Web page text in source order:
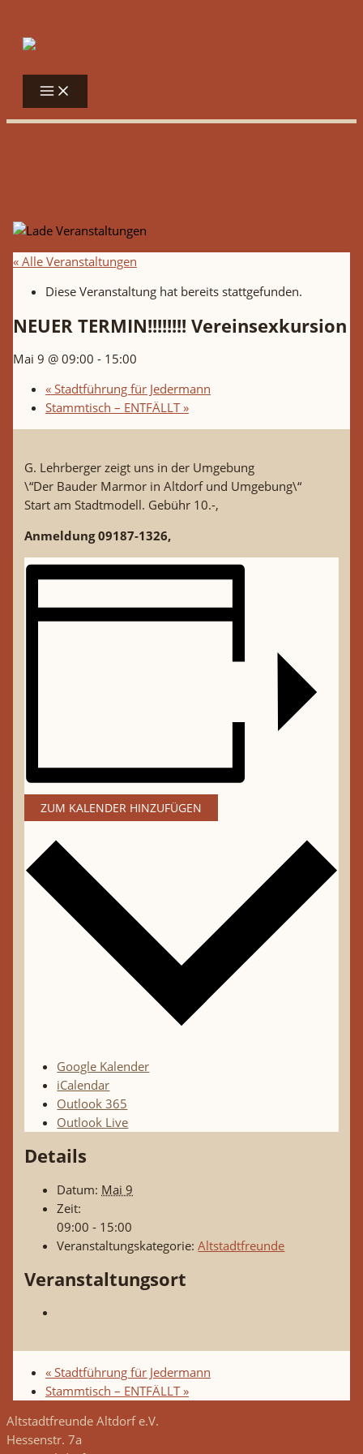
« Alle Veranstaltungen
Diese Veranstaltung hat bereits stattgefunden.
NEUER TERMIN!!!!!!!! Vereinsexkursion
Mai 9 @ 09:00 - 15:00
«Stadtführung für Jedermann
Stammtisch – ENTFÄLLT»
G. Lehrberger zeigt uns in der Umgebung
\“Der Bauder Marmor in Altdorf und Umgebung\“
Start am Stadtmodell. Gebühr 10.-,
Anmeldung 09187-1326,
ZUM KALENDER HINZUFÜGEN
Google Kalender
iCalendar
Outlook 365
Outlook Live
Details
Datum: Mai 9
Zeit:
09:00 - 15:00
Veranstaltungskategorie: Altstadtfreunde
Veranstaltungsort
«Stadtführung für Jedermann
Stammtisch – ENTFÄLLT»
Altstadtfreunde Altdorf e.V.
Hessenstr. 7a